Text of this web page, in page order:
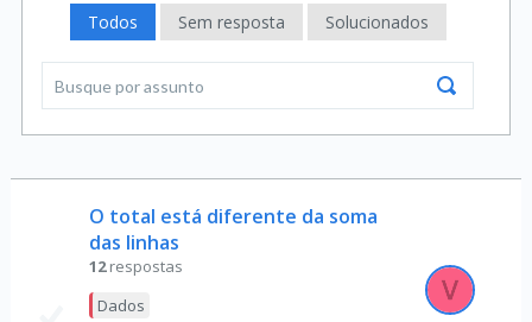
Todos Sem resposta Solucionados
O total está diferente da soma
das linhas
12 respostas
Dados